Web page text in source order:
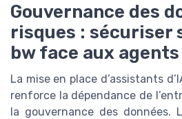
Gouvernance des
risques : sécuriser
bw face aux agents
La mise en place d’assistants
renforce la dépendance de
la gouvernance des données.